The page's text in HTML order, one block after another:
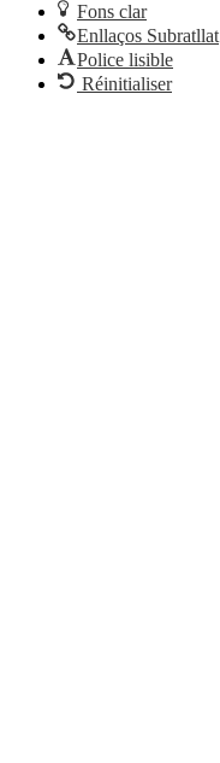
Fons clar
Enllaços Subratllat
Police lisible
Réinitialiser